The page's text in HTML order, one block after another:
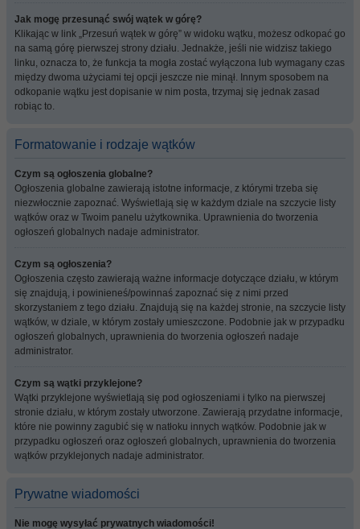
Jak mogę przesunąć swój wątek w górę?
Klikając w link „Przesuń wątek w górę” w widoku wątku, możesz odkopać go
na samą górę pierwszej strony działu. Jednakże, jeśli nie widzisz takiego
linku, oznacza to, że funkcja ta mogła zostać wyłączona lub wymagany czas
między dwoma użyciami tej opcji jeszcze nie minął. Innym sposobem na
odkopanie wątku jest dopisanie w nim posta, trzymaj się jednak zasad
robiąc to.
Formatowanie i rodzaje wątków
Czym są ogłoszenia globalne?
Ogłoszenia globalne zawierają istotne informacje, z którymi trzeba się
niezwłocznie zapoznać. Wyświetlają się w każdym dziale na szczycie listy
wątków oraz w Twoim panelu użytkownika. Uprawnienia do tworzenia
ogłoszeń globalnych nadaje administrator.
Czym są ogłoszenia?
Ogłoszenia często zawierają ważne informacje dotyczące działu, w którym
się znajdują, i powinieneś/powinnaś zapoznać się z nimi przed
skorzystaniem z tego działu. Znajdują się na każdej stronie, na szczycie listy
wątków, w dziale, w którym zostały umieszczone. Podobnie jak w przypadku
ogłoszeń globalnych, uprawnienia do tworzenia ogłoszeń nadaje
administrator.
Czym są wątki przyklejone?
Wątki przyklejone wyświetlają się pod ogłoszeniami i tylko na pierwszej
stronie działu, w którym zostały utworzone. Zawierają przydatne informacje,
które nie powinny zagubić się w natłoku innych wątków. Podobnie jak w
przypadku ogłoszeń oraz ogłoszeń globalnych, uprawnienia do tworzenia
wątków przyklejonych nadaje administrator.
Prywatne wiadomości
Nie mogę wysyłać prywatnych wiadomości!